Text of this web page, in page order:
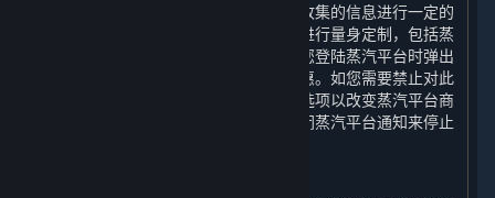
为了改善您的用户体验，我们可能会对收集的信息进行一定的
处理，以便我们能够根据您的个性需求进行量身定制，包括蒸
汽平台商店页面显示的内容和服务以及您登陆蒸汽平台时弹出
的内容和服务的更新、相关的建议和优惠。如您需要禁止对此
类信息的处理，您可以通过设置特定筛选项以改变蒸汽平台商
店页面显示的内容和服务，或者通过关闭蒸汽平台通知来停止